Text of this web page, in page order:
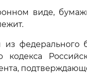
виде,
из федерального
кодекса